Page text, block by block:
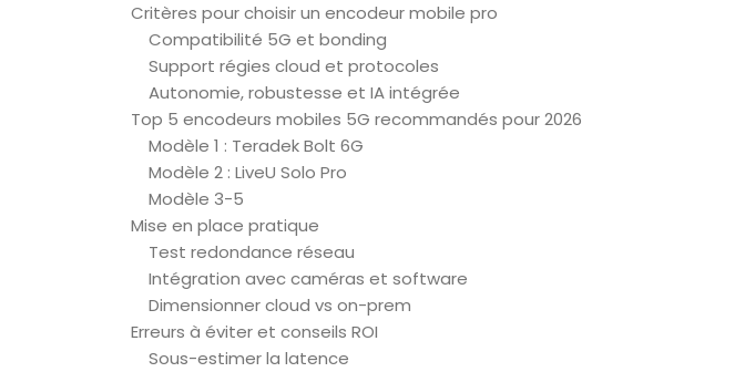
Critères pour choisir un encodeur mobile pro
Compatibilité 5G et bonding
Support régies cloud et protocoles
Autonomie, robustesse et IA intégrée
Top 5 encodeurs mobiles 5G recommandés pour 2026
Modèle 1 : Teradek Bolt 6G
Modèle 2 : LiveU Solo Pro
Modèle 3-5
Mise en place pratique
Test redondance réseau
Intégration avec caméras et software
Dimensionner cloud vs on-prem
Erreurs à éviter et conseils ROI
Sous-estimer la latence